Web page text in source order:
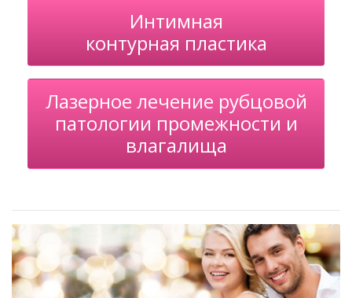
Интимная
контурная пластика
Лазерное лечение рубцовой
патологии промежности и
влагалища